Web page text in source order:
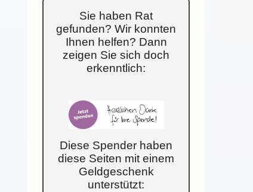
Sie haben Rat
gefunden? Wir konnten
Ihnen helfen? Dann
zeigen Sie sich doch
erkenntlich:
Diese Spender haben
diese Seiten mit einem
Geldgeschenk
unterstützt: